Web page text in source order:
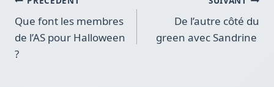
de
l’article
Que font les membres
de l’AS pour Halloween
?
De l’autre côté du
green avec Sandrine